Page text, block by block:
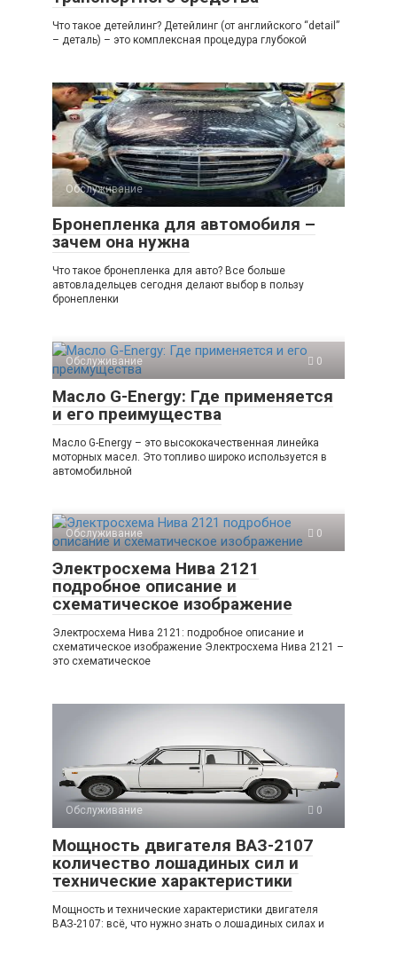
Что такое детейлинг? Детейлинг (от английского “detail”
– деталь) – это комплексная процедура глубокой
Обслуживание 0
Бронепленка для автомобиля –
зачем она нужна
Что такое бронепленка для авто? Все больше
автовладельцев сегодня делают выбор в пользу
бронепленки
Обслуживание 0
Масло G-Energy: Где применяется
и его преимущества
Масло G-Energy – это высококачественная линейка
моторных масел. Это топливо широко используется в
автомобильной
Обслуживание 0
Электросхема Нива 2121
подробное описание и
схематическое изображение
Электросхема Нива 2121: подробное описание и
схематическое изображение Электросхема Нива 2121 –
это схематическое
Обслуживание 0
Мощность двигателя ВАЗ-2107
количество лошадиных сил и
технические характеристики
Мощность и технические характеристики двигателя
ВАЗ-2107: всё, что нужно знать о лошадиных силах и